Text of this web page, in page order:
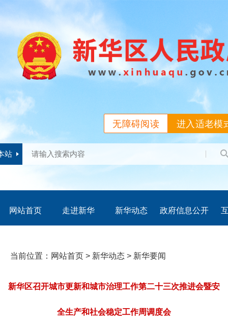
进入适老模
无障碍阅读
站
网站首页 走进新华 新华动态 政府信息公开
当前位置： 网站首页 > 新华动态 > 新华要闻
新华区召开城市更新和城市治理工作第二十三次推进会暨安
全生产和社会稳定工作周调度会